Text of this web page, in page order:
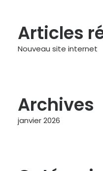
Articles
Nouveau site internet
Archives
janvier 2026